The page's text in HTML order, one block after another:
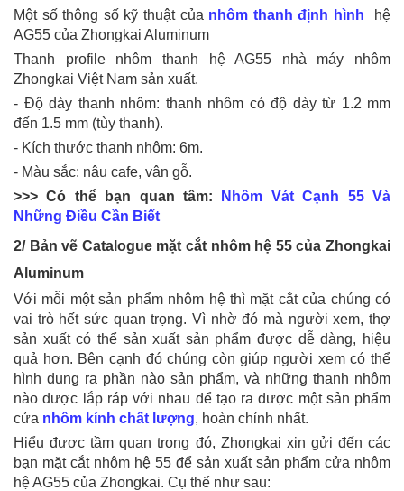
Một số thông số kỹ thuật của nhôm thanh định hình
hệ
AG55 của Zhongkai Aluminum
Thanh profile nhôm thanh hệ AG55 nhà máy nhôm
Zhongkai Việt Nam sản xuất.
- Độ dày thanh nhôm: thanh nhôm có độ dày từ 1.2 mm
đến 1.5 mm (tùy thanh).
- Kích thước thanh nhôm: 6m.
- Màu sắc: nâu cafe, vân gỗ.
>>> Có thể bạn quan tâm:
Nhôm Vát Cạnh 55 Và
Những Điều Cần Biết
2/ Bản vẽ Catalogue mặt cắt nhôm hệ 55 của Zhongkai
Aluminum
Với mỗi một sản phẩm nhôm hệ thì mặt cắt của chúng có
vai trò hết sức quan trọng. Vì nhờ đó mà người xem, thợ
sản xuất có thể sản xuất sản phẩm được dễ dàng, hiệu
quả hơn. Bên cạnh đó chúng còn giúp người xem có thể
hình dung ra phần nào sản phẩm, và những thanh nhôm
nào được lắp ráp với nhau để tạo ra được một sản phẩm
cửa nhôm kính chất lượng, hoàn chỉnh nhất.
Hiểu được tầm quan trọng đó, Zhongkai xin gửi đến các
bạn mặt cắt nhôm hệ 55 để sản xuất sản phẩm cửa nhôm
hệ AG55 của Zhongkai. Cụ thể như sau: